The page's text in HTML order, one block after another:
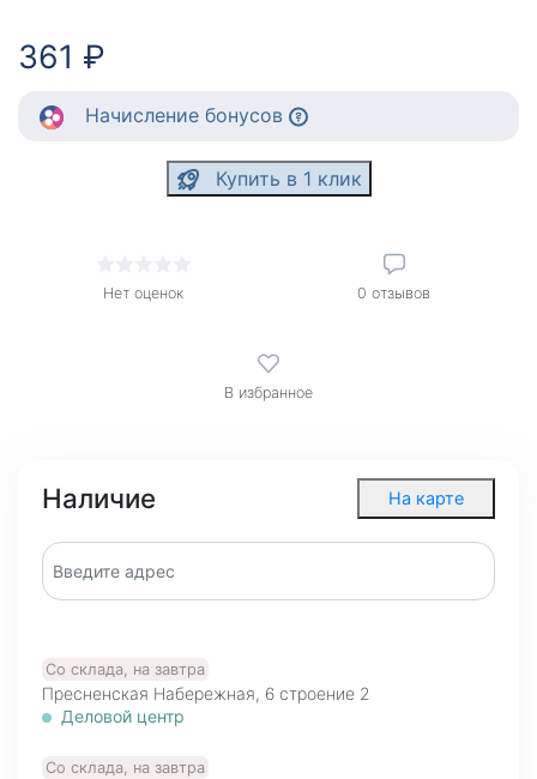
361 ₽
Начисление бонусов
Купить в 1 клик
Нет оценок 0 отзывов
В избранное
Наличие На карте
Со склада, на завтра
Пресненская Набережная, 6 cтроение 2
Деловой центр
Со склада, на завтра